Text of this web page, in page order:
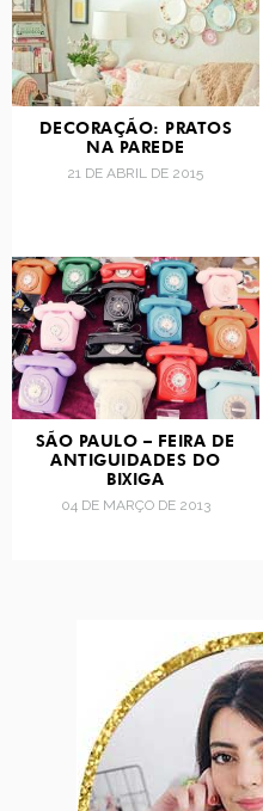
DECORAÇÃO: PRATOS
NA PAREDE
21 DE ABRIL DE 2015
SÃO PAULO – FEIRA DE
ANTIGUIDADES DO
BIXIGA
04 DE MARÇO DE 2013